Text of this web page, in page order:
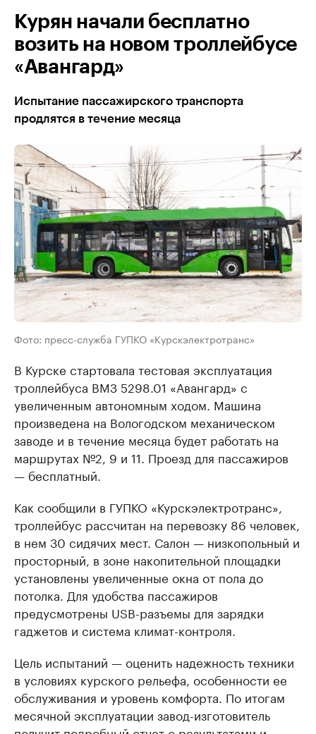
Курян начали бесплатно
возить на новом троллейбусе
«Авангард»
Испытание пассажирского транспорта
продлятся в течение месяца
Фото: пресс-служба ГУПКО «Курскэлектротранс»
В Курске стартовала тестовая эксплуатация
троллейбуса ВМЗ 5298.01 «Авангард» с
увеличенным автономным ходом. Машина
произведена на Вологодском механическом
заводе и в течение месяца будет работать на
маршрутах №2, 9 и 11. Проезд для пассажиров
— бесплатный.
Как сообщили в ГУПКО «Курскэлектротранс»,
троллейбус рассчитан на перевозку 86 человек,
в нем 30 сидячих мест. Салон — низкопольный и
просторный, в зоне накопительной площадки
установлены увеличенные окна от пола до
потолка. Для удобства пассажиров
предусмотрены USB-разъемы для зарядки
гаджетов и система климат-контроля.
Цель испытаний — оценить надежность техники
в условиях курского рельефа, особенности ее
обслуживания и уровень комфорта. По итогам
месячной эксплуатации завод-изготовитель